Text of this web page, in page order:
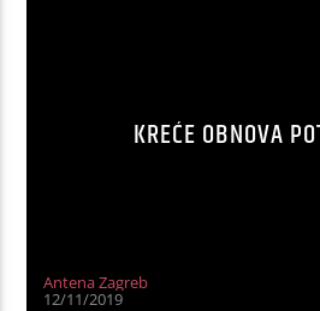
KREĆE OBNOVA
Antena Zagreb
12/11/2019